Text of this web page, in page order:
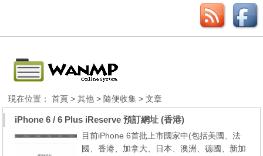
現在位置：首頁 >其他 > 隨便收集 > 文章
iPhone 6 / 6 Plus iReserve 預訂網址 (香港)
目前iPhone 6首批上市國家中(包括美國、法
國、香港、加拿大、日本、澳洲、德國、新加